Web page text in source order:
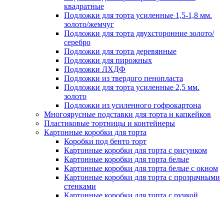
квадратные
Подложки для торта усиленные 1,5-1,8 мм.
золото/жемчуг
Подложки для торта двухсторонние золото/
серебро
Подложки для торта деревянные
Подложки для пирожных
Подложки ЛХДФ
Подложки из твердого пенопласта
Подложки для торта усиленные 2,5 мм.
золото
Подложки из усиленного гофрокартона
Многоярусные подставки для торта и капкейков
Пластиковые тортницы и контейнеры
Картонные коробки для торта
Коробки под бенто торт
Картонные коробки для торта с рисунком
Картонные коробки для торта белые
Картонные коробки для торта белые с окном
Картонные коробки для торта с прозрачными
стенками
Картонные коробки для торта с ручкой